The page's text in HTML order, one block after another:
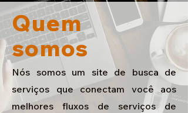
Quem
somos
Nós somos um site de busca de
serviços que conectam você aos
melhores fluxos de serviços de